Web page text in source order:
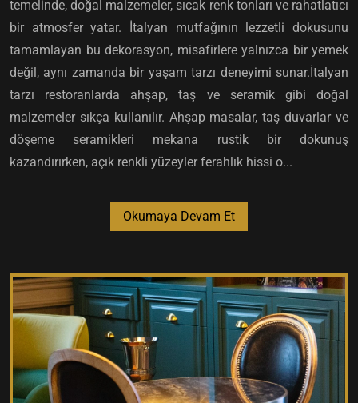
temelinde, doğal malzemeler, sıcak renk tonları ve rahatlatıcı
bir atmosfer yatar. İtalyan mutfağının lezzetli dokusunu
tamamlayan bu dekorasyon, misafirlere yalnızca bir yemek
değil, aynı zamanda bir yaşam tarzı deneyimi sunar.İtalyan
tarzı restoranlarda ahşap, taş ve seramik gibi doğal
malzemeler sıkça kullanılır. Ahşap masalar, taş duvarlar ve
döşeme seramikleri mekana rustik bir dokunuş
kazandırırken, açık renkli yüzeyler ferahlık hissi o...
Okumaya Devam Et